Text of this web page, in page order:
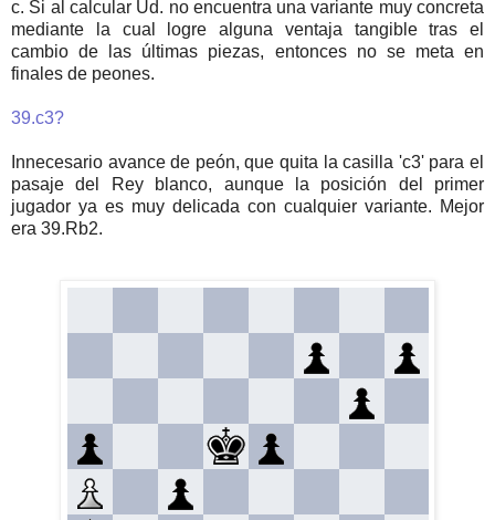
c. Si al calcular Ud. no encuentra una variante muy concreta
mediante la cual logre alguna ventaja tangible tras el
cambio de las últimas piezas, entonces no se meta en
finales de peones.
39.c3?
Innecesario avance de peón, que quita la casilla 'c3' para el
pasaje del Rey blanco, aunque la posición del primer
jugador ya es muy delicada con cualquier variante. Mejor
era 39.Rb2.